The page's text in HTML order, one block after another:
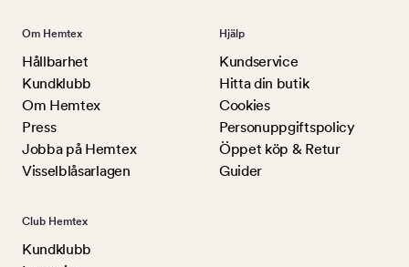
Om Hemtex
Hållbarhet
Kundklubb
Om Hemtex
Press
Jobba på Hemtex
Visselblåsarlagen
Hjälp
Kundservice
Hitta din butik
Cookies
Personuppgiftspolicy
Öppet köp & Retur
Guider
Club Hemtex
Kundklubb